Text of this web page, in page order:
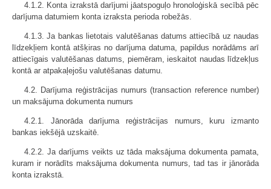
4.1.2. Konta izrakstā darījumi jāatspoguļo hronoloģiskā secībā pēc
darījuma datumiem konta izraksta perioda robežās.
4.1.3. Ja bankas lietotais valutēšanas datums attiecībā uz naudas
līdzekļiem kontā atšķiras no darījuma datuma, papildus norādāms arī
attiecīgais valutēšanas datums, piemēram, ieskaitot naudas līdzekļus
kontā ar atpakaļejošu valutēšanas datumu.
4.2. Darījuma reģistrācijas numurs (transaction reference number)
un maksājuma dokumenta numurs
4.2.1. Jānorāda darījuma reģistrācijas numurs, kuru izmanto
bankas iekšējā uzskaitē.
4.2.2. Ja darījums veikts uz tāda maksājuma dokumenta pamata,
kuram ir norādīts maksājuma dokumenta numurs, tad tas ir jānorāda
konta izrakstā.